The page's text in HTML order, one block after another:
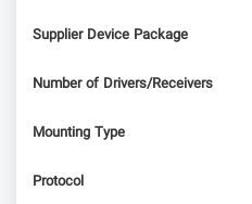
Supplier Device Package
Number of Drivers/Receivers
Mounting Type
Protocol